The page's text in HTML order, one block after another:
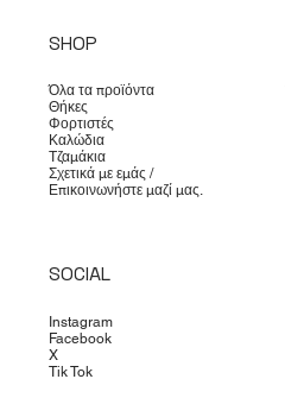
SHOP
Όλα τα προϊόντα
Θήκες
Φορτιστές
Καλώδια
Τζαμάκια
Σχετικά με εμάς /
Επικοινωνήστε μαζί μας.
SOCIAL
Instagram
Facebook
X
Tik Tok